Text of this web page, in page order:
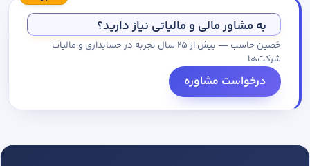
به مشاور مالی و مالیاتی نیاز دارید؟
حَصین حاسب — بیش از ۲۵ سال تجربه در حسابداری و مالیات
شرکت‌ها
درخواست مشاوره